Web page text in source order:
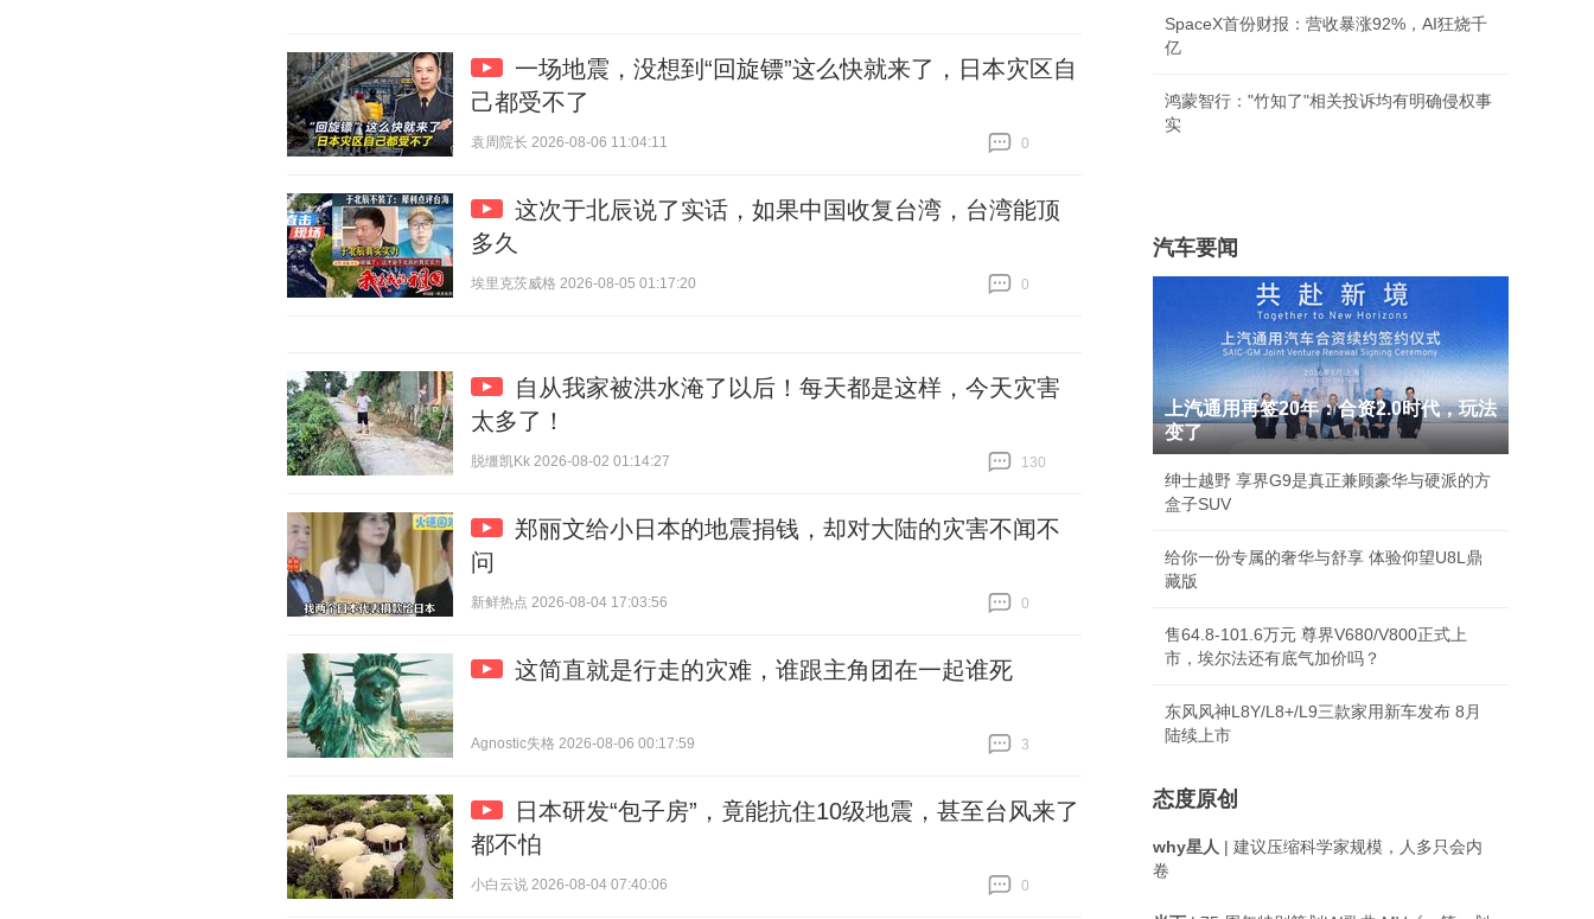
一场地震，没想到“回旋镖”这么快就来了，日本灾区自
己都受不了
袁周院长 2026-08-06 11:04:11
0
这次于北辰说了实话，如果中国收复台湾，台湾能顶
多久
埃里克茨威格 2026-08-05 01:17:20
0
自从我家被洪水淹了以后！每天都是这样，今天灾害
太多了！
脱缰凯Kk 2026-08-02 01:14:27
130
郑丽文给小日本的地震捐钱，却对大陆的灾害不闻不
问
新鲜热点 2026-08-04 17:03:56
0
这简直就是行走的灾难，谁跟主角团在一起谁死
Agnostic失格 2026-08-06 00:17:59
3
日本研发“包子房”，竟能抗住10级地震，甚至台风来了
都不怕
小白云说 2026-08-04 07:40:06
0
SpaceX首份财报：营收暴涨92%，AI狂烧千
亿
鸿蒙智行："竹知了"相关投诉均有明确侵权事
实
汽车要闻
上汽通用再签20年：合资2.0时代，玩法
变了
绅士越野 享界G9是真正兼顾豪华与硬派的方
盒子SUV
给你一份专属的奢华与舒享 体验仰望U8L鼎
藏版
售64.8-101.6万元 尊界V680/V800正式上
市，埃尔法还有底气加价吗？
东风风神L8Y/L8+/L9三款家用新车发布 8月
陆续上市
态度原创
why星人 | 建议压缩科学家规模，人多只会内
卷